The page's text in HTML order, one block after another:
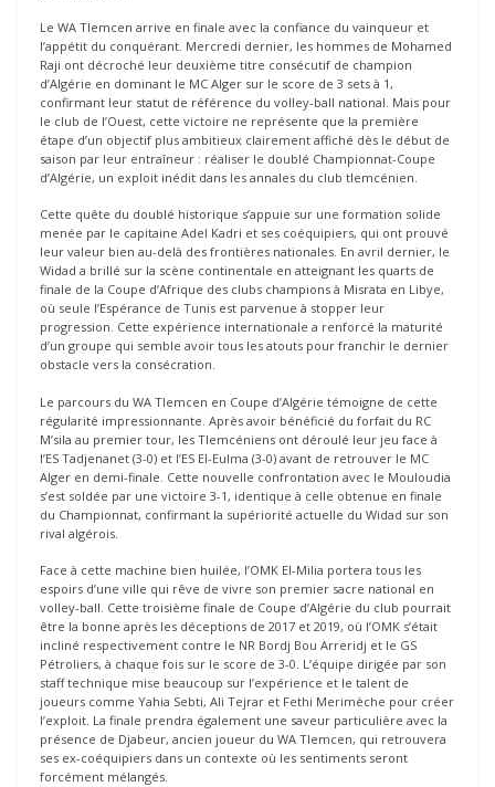
Le WA Tlemcen arrive en finale avec la confiance du vainqueur et
l’appétit du conquérant. Mercredi dernier, les hommes de Mohamed
Raji ont décroché leur deuxième titre consécutif de champion
d’Algérie en dominant le MC Alger sur le score de 3 sets à 1,
confirmant leur statut de référence du volley-ball national. Mais pour
le club de l’Ouest, cette victoire ne représente que la première
étape d’un objectif plus ambitieux clairement affiché dès le début de
saison par leur entraîneur : réaliser le doublé Championnat-Coupe
d’Algérie, un exploit inédit dans les annales du club tlemcénien.
Cette quête du doublé historique s’appuie sur une formation solide
menée par le capitaine Adel Kadri et ses coéquipiers, qui ont prouvé
leur valeur bien au-delà des frontières nationales. En avril dernier, le
Widad a brillé sur la scène continentale en atteignant les quarts de
finale de la Coupe d’Afrique des clubs champions à Misrata en Libye,
où seule l’Espérance de Tunis est parvenue à stopper leur
progression. Cette expérience internationale a renforcé la maturité
d’un groupe qui semble avoir tous les atouts pour franchir le dernier
obstacle vers la consécration.
Le parcours du WA Tlemcen en Coupe d’Algérie témoigne de cette
régularité impressionnante. Après avoir bénéficié du forfait du RC
M’sila au premier tour, les Tlemcéniens ont déroulé leur jeu face à
l’ES Tadjenanet (3-0) et l’ES El-Eulma (3-0) avant de retrouver le MC
Alger en demi-finale. Cette nouvelle confrontation avec le Mouloudia
s’est soldée par une victoire 3-1, identique à celle obtenue en finale
du Championnat, confirmant la supériorité actuelle du Widad sur son
rival algérois.
Face à cette machine bien huilée, l’OMK El-Milia portera tous les
espoirs d’une ville qui rêve de vivre son premier sacre national en
volley-ball. Cette troisième finale de Coupe d’Algérie du club pourrait
être la bonne après les déceptions de 2017 et 2019, où l’OMK s’était
incliné respectivement contre le NR Bordj Bou Arreridj et le GS
Pétroliers, à chaque fois sur le score de 3-0. L’équipe dirigée par son
staff technique mise beaucoup sur l’expérience et le talent de
joueurs comme Yahia Sebti, Ali Tejrar et Fethi Merimèche pour créer
l’exploit. La finale prendra également une saveur particulière avec la
présence de Djabeur, ancien joueur du WA Tlemcen, qui retrouvera
ses ex-coéquipiers dans un contexte où les sentiments seront
forcément mélangés.